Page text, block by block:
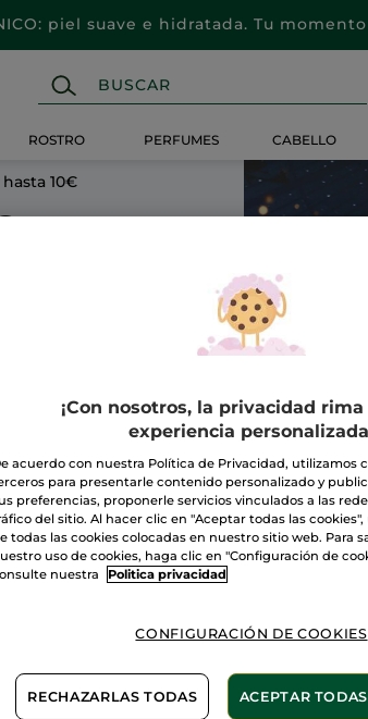
piel suave e hidratada. Tu
ROSTRO PERFUMES CABELLO
10€
¡Con nosotros, la privacidad
experiencia
acuerdo con nuestra Política de Privacidad, utilizamos
para presentarle contenido personalizado y
preferencias, proponerle servicios vinculados a las
del sitio. Al hacer clic en "Aceptar todas las
todas las cookies colocadas en nuestro sitio web. Para
uso de cookies, haga clic en "Configuración de
nuestra
Politica privacidad
CONFIGURACIÓN DE COOKIES
RECHAZARLAS TODAS ACEPTAR